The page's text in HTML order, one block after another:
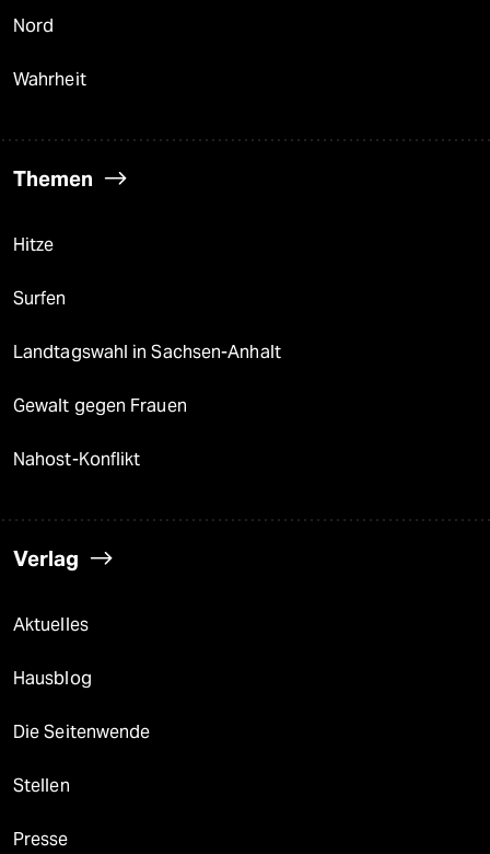
Nord
Wahrheit
Themen
Hitze
Surfen
Landtagswahl in Sachsen-Anhalt
Gewalt gegen Frauen
Nahost-Konflikt
Verlag
Aktuelles
Hausblog
Die Seitenwende
Stellen
Presse